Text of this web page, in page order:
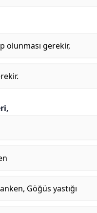
olunması gerekir,
Göğüs yastığı